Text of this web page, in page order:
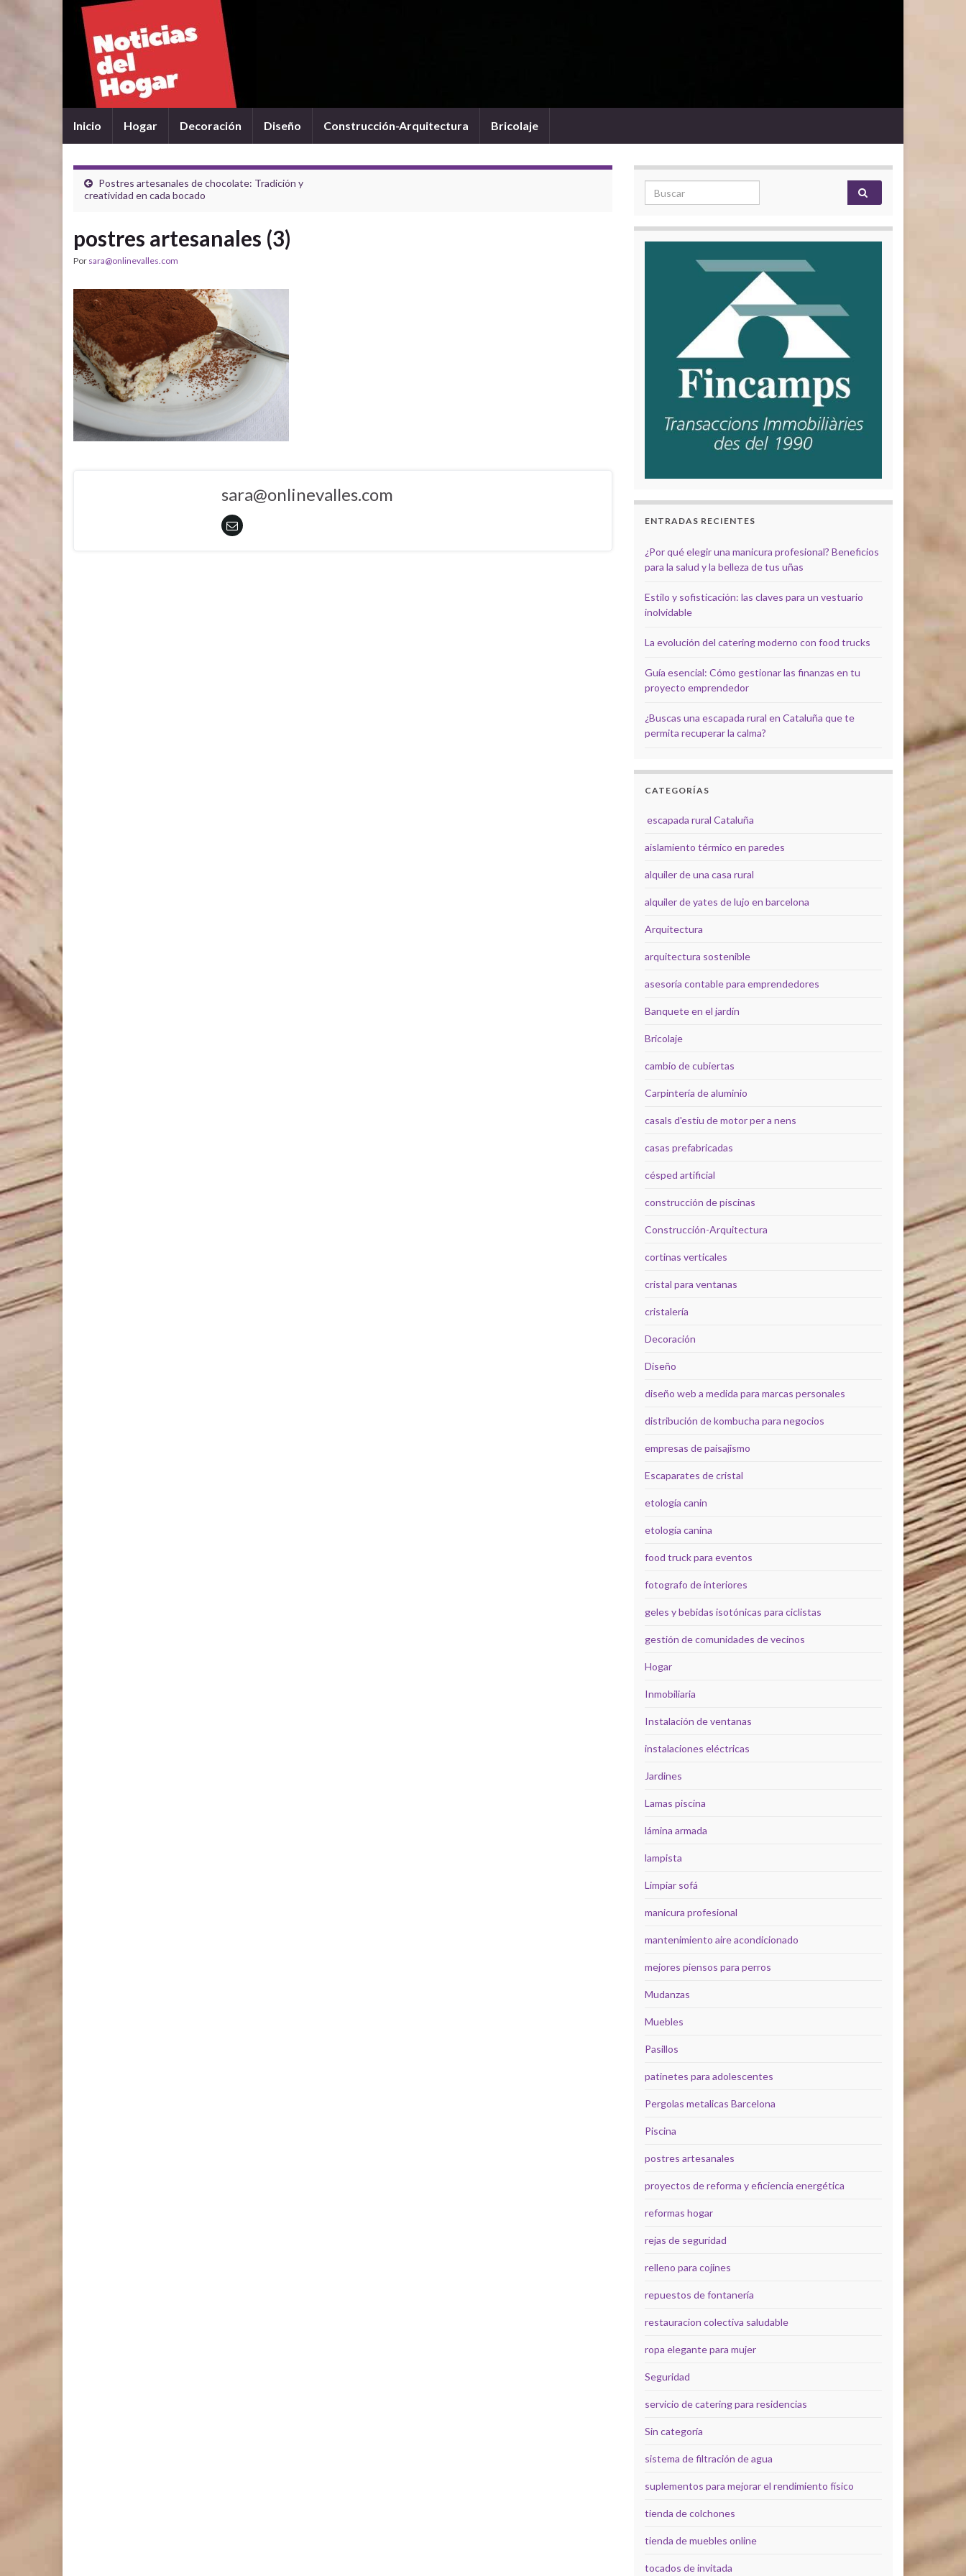
Inicio Hogar Decoración Diseño Construcción-Arquitectura Bricolaje
Postres artesanales de chocolate: Tradición y
creatividad en cada bocado
postres artesanales (3)
Por sara@onlinevalles.com
sara@onlinevalles.com
Search for:
ENTRADAS RECIENTES
¿Por qué elegir una manicura profesional? Beneficios
para la salud y la belleza de tus uñas
Estilo y sofisticación: las claves para un vestuario
inolvidable
La evolución del catering moderno con food trucks
Guía esencial: Cómo gestionar las finanzas en tu
proyecto emprendedor
¿Buscas una escapada rural en Cataluña que te
permita recuperar la calma?
CATEGORÍAS
escapada rural Cataluña
aislamiento térmico en paredes
alquiler de una casa rural
alquiler de yates de lujo en barcelona
Arquitectura
arquitectura sostenible
asesoría contable para emprendedores
Banquete en el jardín
Bricolaje
cambio de cubiertas
Carpintería de aluminio
casals d'estiu de motor per a nens
casas prefabricadas
césped artificial
construcción de piscinas
Construcción-Arquitectura
cortinas verticales
cristal para ventanas
cristalería
Decoración
Diseño
diseño web a medida para marcas personales
distribución de kombucha para negocios
empresas de paisajismo
Escaparates de cristal
etología canin
etología canina
food truck para eventos
fotografo de interiores
geles y bebidas isotónicas para ciclistas
gestión de comunidades de vecinos
Hogar
Inmobiliaria
Instalación de ventanas
instalaciones eléctricas
Jardines
Lamas piscina
lámina armada
lampista
Limpiar sofá
manicura profesional
mantenimiento aire acondicionado
mejores piensos para perros
Mudanzas
Muebles
Pasillos
patinetes para adolescentes
Pergolas metalicas Barcelona
Piscina
postres artesanales
proyectos de reforma y eficiencia energética
reformas hogar
rejas de seguridad
relleno para cojines
repuestos de fontanería
restauracion colectiva saludable
ropa elegante para mujer
Seguridad
servicio de catering para residencias
Sin categoría
sistema de filtración de agua
suplementos para mejorar el rendimiento físico
tienda de colchones
tienda de muebles online
tocados de invitada